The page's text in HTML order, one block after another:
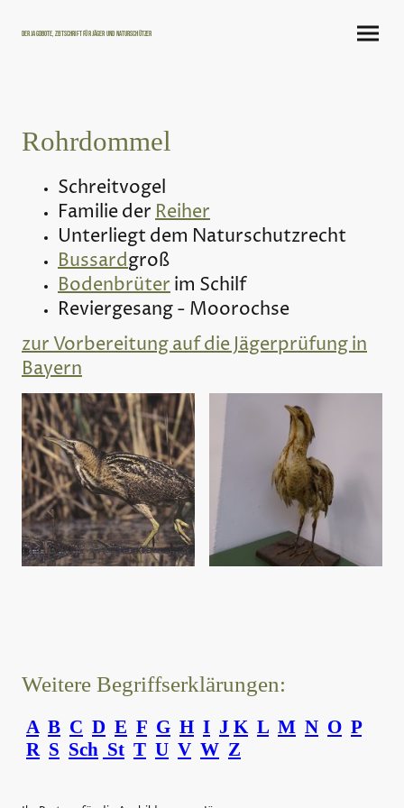
Der Jagdbote, Zeitschrift für Jäger und Naturschützer
Rohrdommel
Schreitvogel
Familie derReiher
Unterliegt dem Naturschutzrecht
Bussardgroß
Bodenbrüterim Schilf
Reviergesang - Moorochse
zur Vorbereitung auf die Jägerprüfung in
Bayern
Weitere Begriffserklärungen:
A B C D E F G H I J K L M N O P
R S Sch St T U V W Z